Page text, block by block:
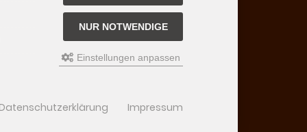
NUR NOTWENDIGE
Einstellungen anpassen
Datenschutzerklärung Impressum